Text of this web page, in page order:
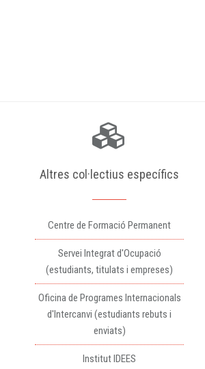
Altres col·lectius específics
Centre de Formació Permanent
Servei Integrat d'Ocupació
(estudiants, titulats i empreses)
Oficina de Programes Internacionals
d'Intercanvi (estudiants rebuts i
enviats)
Institut IDEES